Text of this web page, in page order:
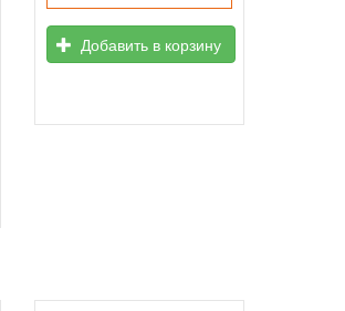
Добавить в корзину